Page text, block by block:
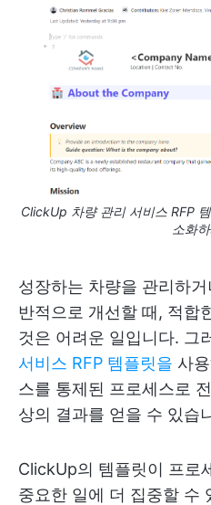
ClickUp 차량 관리 서비스 RFP
소화
성장하는 차량을 관리하
반적으로 개선할 때, 적합
것은 어려운 일입니다. 그
서비스 RFP 템플릿을 사
스를 통제된 프로세스로
상의 결과를 얻을 수 있습
ClickUp의 템플릿이 프로
중요한 일에 더 집중할 수